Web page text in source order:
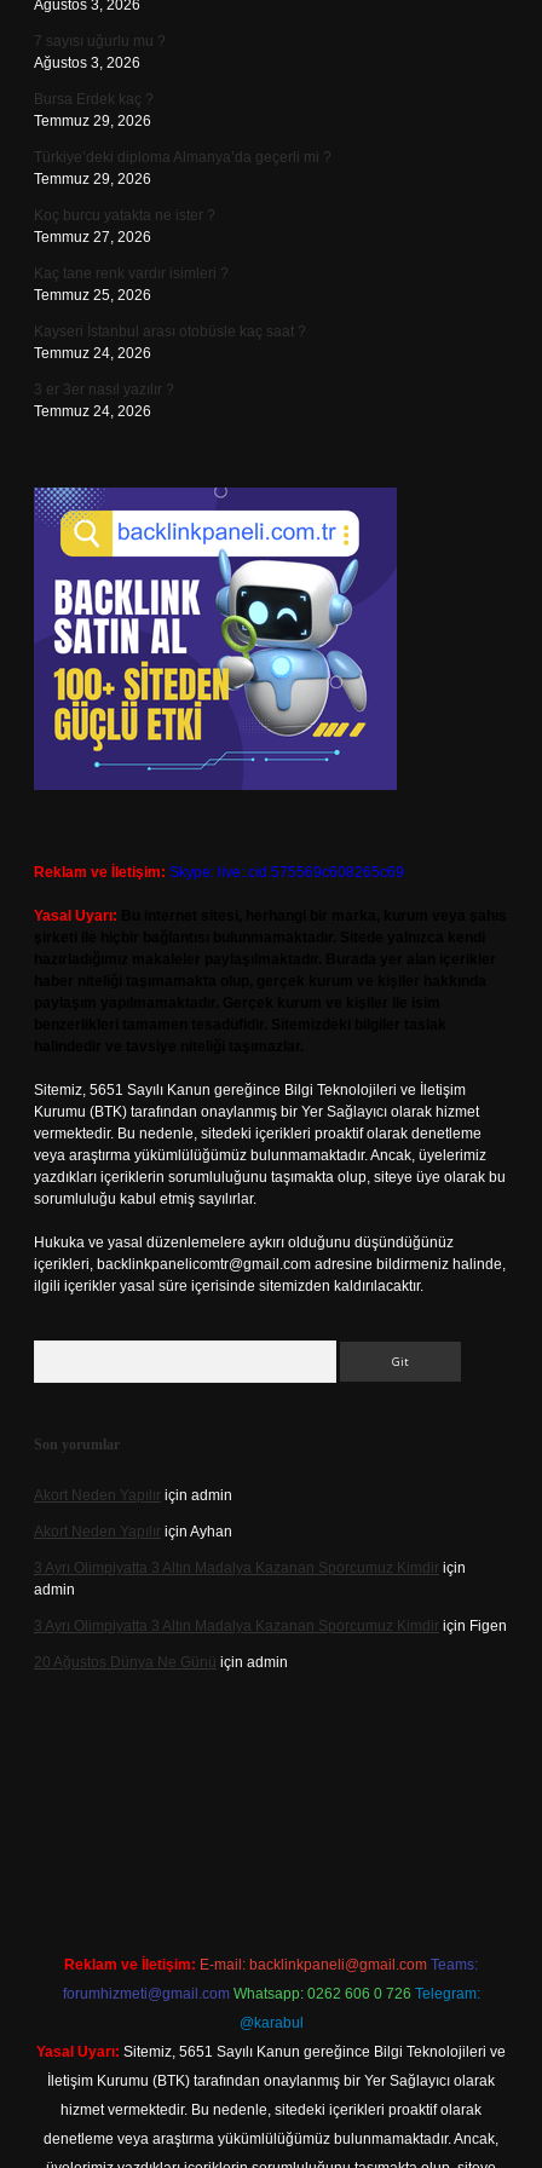
Ağustos 3, 2026
7 sayısı uğurlu mu ?
Ağustos 3, 2026
Bursa Erdek kaç ?
Temmuz 29, 2026
Türkiye’deki diploma Almanya’da geçerli mi ?
Temmuz 29, 2026
Koç burcu yatakta ne ister ?
Temmuz 27, 2026
Kaç tane renk vardır isimleri ?
Temmuz 25, 2026
Kayseri İstanbul arası otobüsle kaç saat ?
Temmuz 24, 2026
3 er 3er nasıl yazılır ?
Temmuz 24, 2026
Reklam ve İletişim: Skype: live:.cid.575569c608265c69
Yasal Uyarı:
Sitemiz, 5651 Sayılı Kanun gereğince Bilgi Teknolojileri ve İletişim
Kurumu (BTK) tarafından onaylanmış bir Yer Sağlayıcı olarak hizmet
vermektedir. Bu nedenle, sitedeki içerikleri proaktif olarak denetleme
veya araştırma yükümlülüğümüz bulunmamaktadır. Ancak, üyelerimiz
yazdıkları içeriklerin sorumluluğunu taşımakta olup, siteye üye olarak bu
sorumluluğu kabul etmiş sayılırlar.
Hukuka ve yasal düzenlemelere aykırı olduğunu düşündüğünüz
içerikleri, backlinkpanelicomtr@gmail.com adresine bildirmeniz halinde,
ilgili içerikler yasal süre içerisinde sitemizden kaldırılacaktır.
Son yorumlar
Akort Neden Yapılır için admin
Akort Neden Yapılır için Ayhan
3 Ayrı Olimpiyatta 3 Altın Madalya Kazanan Sporcumuz Kimdir için
admin
3 Ayrı Olimpiyatta 3 Altın Madalya Kazanan Sporcumuz Kimdir için Figen
20 Ağustos Dünya Ne Günü için admin
Reklam ve İletişim: E-mail: backlinkpaneli@gmail.com Teams:
forumhizmeti@gmail.com Whatsapp: 0262 606 0 726 Telegram:
@karabul
Yasal Uyarı: Sitemiz, 5651 Sayılı Kanun gereğince Bilgi Teknolojileri ve
İletişim Kurumu (BTK) tarafından onaylanmış bir Yer Sağlayıcı olarak
hizmet vermektedir. Bu nedenle, sitedeki içerikleri proaktif olarak
denetleme veya araştırma yükümlülüğümüz bulunmamaktadır. Ancak,